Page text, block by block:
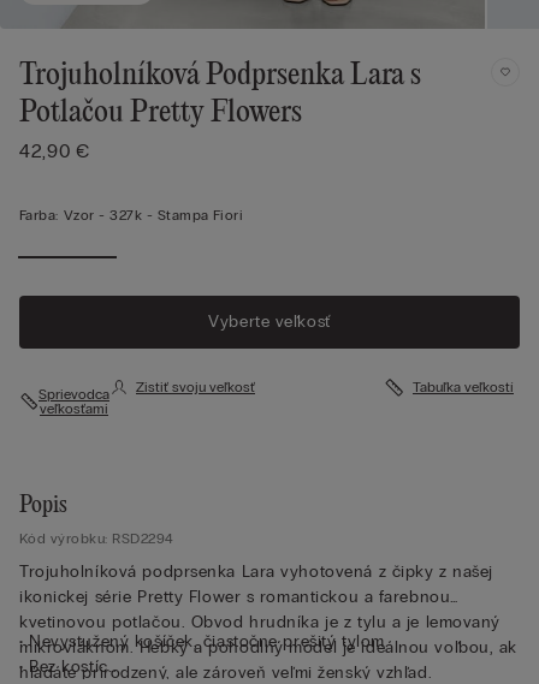
Trojuholníková Podprsenka Lara s
Potlačou Pretty Flowers
42,90 €
Farba: Vzor -327k - Stampa Fiori
Vyberte veľkosť
Sprievodca
veľkosťami
Zistiť svoju veľkosť Tabuľka veľkostí
Popis
Kód výrobku: RSD2294
Trojuholníková podprsenka Lara vyhotovená z čipky z našej
ikonickej série Pretty Flower s romantickou a farebnou
kvetinovou potlačou. Obvod hrudníka je z tylu a je lemovaný
mikrovláknom. Hebký a pohodlný model je ideálnou voľbou, ak
hľadáte prirodzený, ale zároveň veľmi ženský vzhľad.
• Nevystužený košíček, čiastočne prešitý tylom
• Bez kostíc